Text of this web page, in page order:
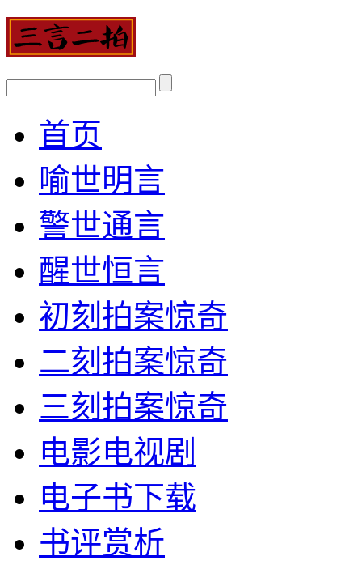
首页
喻世明言
警世通言
醒世恒言
初刻拍案惊奇
二刻拍案惊奇
三刻拍案惊奇
电影电视剧
电子书下载
书评赏析